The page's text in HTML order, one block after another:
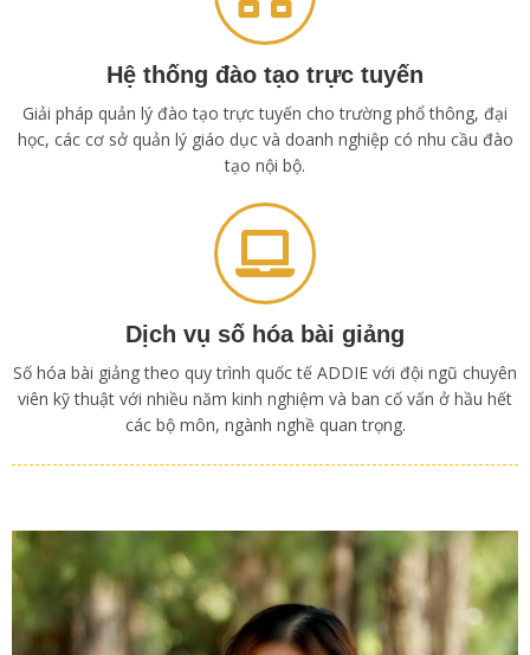
Hệ thống đào tạo trực tuyến
Giải pháp quản lý đào tạo trực tuyến cho trường phổ thông, đại
học, các cơ sở quản lý giáo dục và doanh nghiệp có nhu cầu đào
tạo nội bộ.
Dịch vụ số hóa bài giảng
Số hóa bài giảng theo quy trình quốc tế ADDIE với đội ngũ chuyên
viên kỹ thuật với nhiều năm kinh nghiệm và ban cố vấn ở hầu hết
các bộ môn, ngành nghề quan trọng.